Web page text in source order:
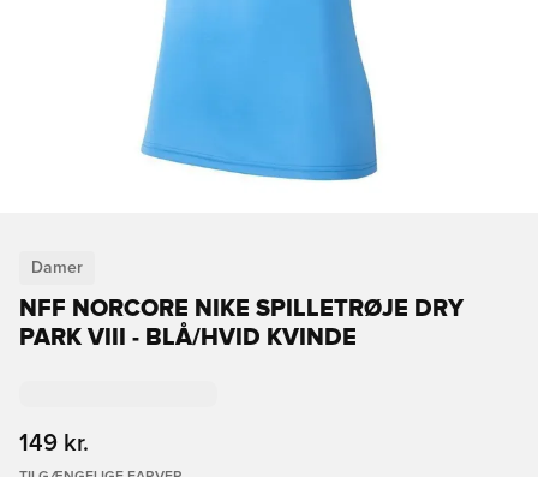
Damer
NFF NORCORE NIKE SPILLETRØJE DRY
PARK VIII - BLÅ/HVID KVINDE
149 kr.